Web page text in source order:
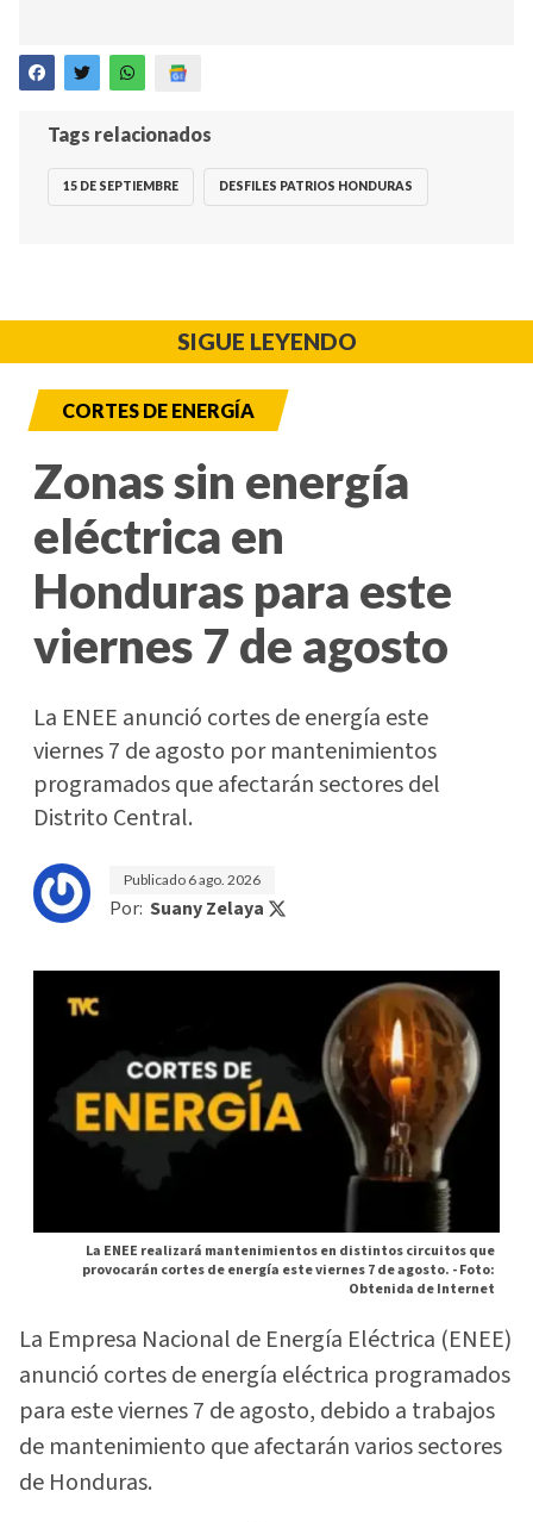
Tags relacionados
15 DE SEPTIEMBRE DESFILES PATRIOS HONDURAS
SIGUE LEYENDO
CORTES DE ENERGÍA
Zonas sin energía
eléctrica en
Honduras para este
viernes 7 de agosto
La ENEE anunció cortes de energía este
viernes 7 de agosto por mantenimientos
programados que afectarán sectores del
Distrito Central.
Publicado 6 ago. 2026
Por: Suany Zelaya
La ENEE realizará mantenimientos en distintos circuitos que
provocarán cortes de energía este viernes 7 de agosto. -Foto:
Obtenida de Internet
La Empresa Nacional de Energía Eléctrica (ENEE)
anunció cortes de energía eléctrica programados
para este viernes 7 de agosto, debido a trabajos
de mantenimiento que afectarán varios sectores
de Honduras.